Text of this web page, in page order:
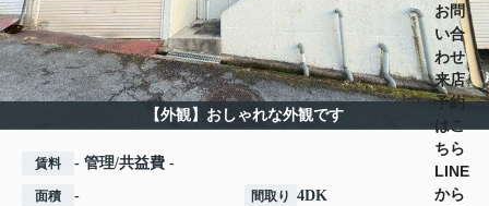
お問
い合
わせ
来店
予約
はこ
ちら
LINE
から
【外観】おしゃれな外観です
賃料 - 管理/共益費 -
面積 - 間取り 4DK